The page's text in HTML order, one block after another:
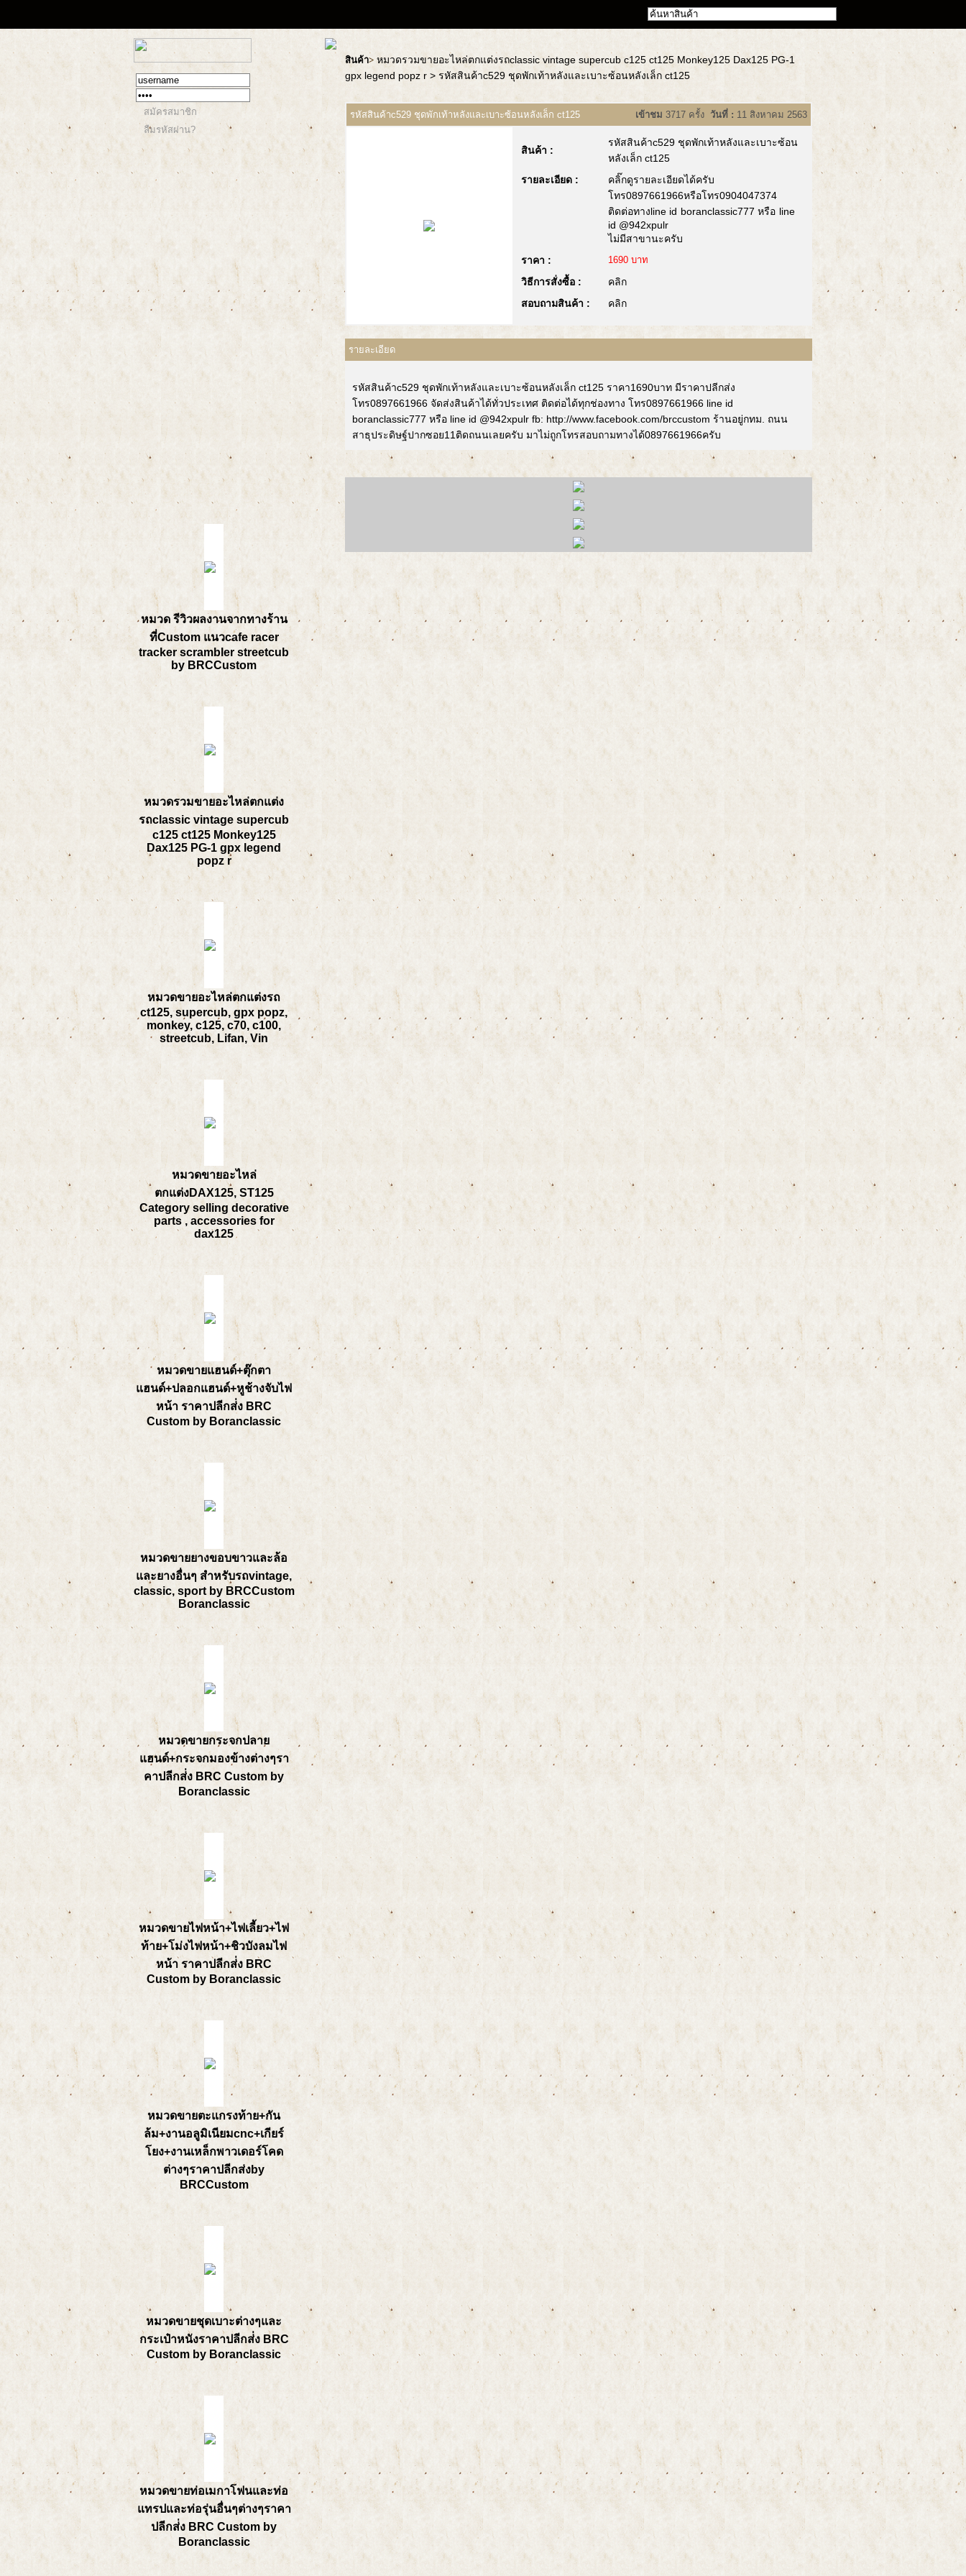
สมัครสมาชิก
ลืมรหัสผ่าน?
หมวด รีวิวผลงานจากทางร้าน
ที่Custom แนวcafe racer
tracker scrambler streetcub
by BRCCustom
หมวดรวมขายอะไหล่ตกแต่ง
รถclassic vintage supercub
c125 ct125 Monkey125
Dax125 PG-1 gpx legend
popz r
หมวดขายอะไหล่ตกแต่งรถ
ct125, supercub, gpx popz,
monkey, c125, c70, c100,
streetcub, Lifan, Vin
หมวดขายอะไหล่
ตกแต่งDAX125, ST125
Category selling decorative
parts , accessories for
dax125
หมวดขายแฮนด์+ตุ๊กตา
แฮนด์+ปลอกแฮนด์+หูช้างจับไฟ
หน้า ราคาปลีกส่่ง BRC
Custom by Boranclassic
หมวดขายยางขอบขาวและล้อ
และยางอื่นๆ สำหรับรถvintage,
classic, sport by BRCCustom
Boranclassic
หมวดขายกระจกปลาย
แฮนด์+กระจกมองข้างต่างๆรา
คาปลีกส่่ง BRC Custom by
Boranclassic
หมวดขายไฟหน้า+ไฟเลี้ยว+ไฟ
ท้าย+โม่งไฟหน้า+ชิวบังลมไฟ
หน้า ราคาปลีกส่่ง BRC
Custom by Boranclassic
หมวดขายตะแกรงท้าย+กัน
ล้ม+งานอลูมิเนียมcnc+เกียร์
โยง+งานเหล็กพาวเดอร์โคด
ต่างๆราคาปลีกส่งby
BRCCustom
หมวดขายชุดเบาะต่างๆและ
กระเป๋าหนังราคาปลีกส่่ง BRC
Custom by Boranclassic
หมวดขายท่อเมกาโฟนและท่อ
แทรปและท่อรุ่นอื่นๆต่างๆราคา
ปลีกส่่ง BRC Custom by
Boranclassic
สินค้า> หมวดรวมขายอะไหล่ตกแต่งรถclassic vintage supercub c125 ct125 Monkey125 Dax125 PG-1
gpx legend popz r > รหัสสินค้าc529 ชุดพักเท้าหลังและเบาะซ้อนหลังเล็ก ct125
รหัสสินค้าc529 ชุดพักเท้าหลังและเบาะซ้อนหลังเล็ก ct125 เข้าชม 3717 ครั้ง วันที่ : 11 สิงหาคม 2563
สินค้า :
รหัสสินค้าc529 ชุดพักเท้าหลังและเบาะซ้อน
หลังเล็ก ct125
รายละเอียด :
คลิ๊กดูรายละเอียดได้ครับ
โทร0897661966หรือโทร0904047374
ติดต่อทางline id boranclassic777 หรือ line
id @942xpulr
ไม่มีสาขานะครับ
ราคา :
1690 บาท
วิธีการสั่งซื้อ :
คลิก
สอบถามสินค้า :
คลิก
รายละเอียด
รหัสสินค้าc529 ชุดพักเท้าหลังและเบาะซ้อนหลังเล็ก ct125 ราคา1690บาท มีราคาปลีกส่ง
โทร0897661966 จัดส่งสินค้าได้ทั่วประเทศ ติดต่อได้ทุกช่องทาง โทร0897661966 line id
boranclassic777 หรือ line id @942xpulr fb: http://www.facebook.com/brccustom ร้านอยู่กทม. ถนน
สาธุประดิษฐ์ปากซอย11ติดถนนเลยครับ มาไม่ถูกโทรสอบถามทางได้0897661966ครับ